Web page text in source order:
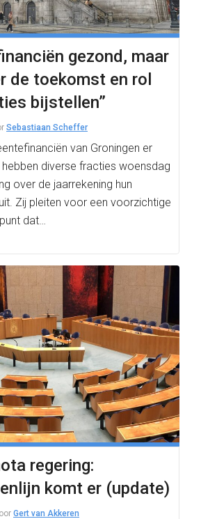
gezond, maar
de toekomst en rol
bijstellen”
Sebastiaan Scheffer
van Groningen er
diverse fracties woensdag
over de jaarrekening hun
Zij pleiten voor een voorzichtige
dat…
regering:
komt er (update)
Gert van Akkeren